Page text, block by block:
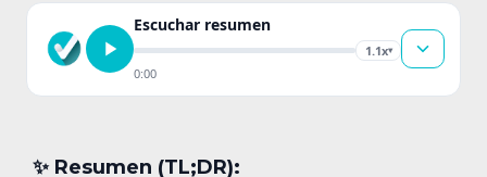
Escuchar resumen
1.1x▾
0:00
✨︎ Resumen (TL;DR):